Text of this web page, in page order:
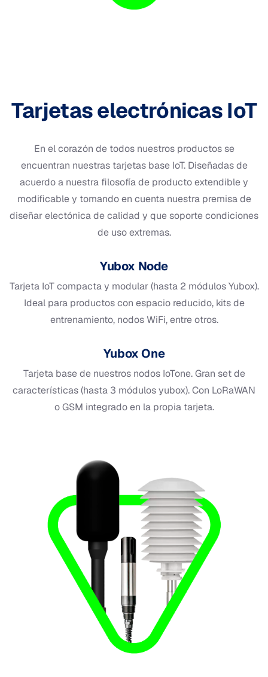
Tarjetas electrónicas IoT
En el corazón de todos nuestros productos se
encuentran nuestras tarjetas base IoT. Diseñadas de
acuerdo a nuestra filosofía de producto extendible y
modificable y tomando en cuenta nuestra premisa de
diseñar electónica de calidad y que soporte condiciones
de uso extremas.
Yubox Node
Tarjeta IoT compacta y modular (hasta 2 módulos Yubox).
Ideal para productos con espacio reducido, kits de
entrenamiento, nodos WiFi, entre otros.
Yubox One
Tarjeta base de nuestros nodos IoTone. Gran set de
características (hasta 3 módulos yubox). Con LoRaWAN
o GSM integrado en la propia tarjeta.